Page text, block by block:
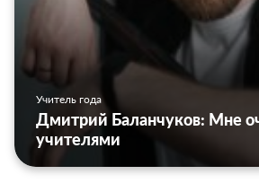
Учитель года
Дмитрий Баланчуков: Мне
учителями